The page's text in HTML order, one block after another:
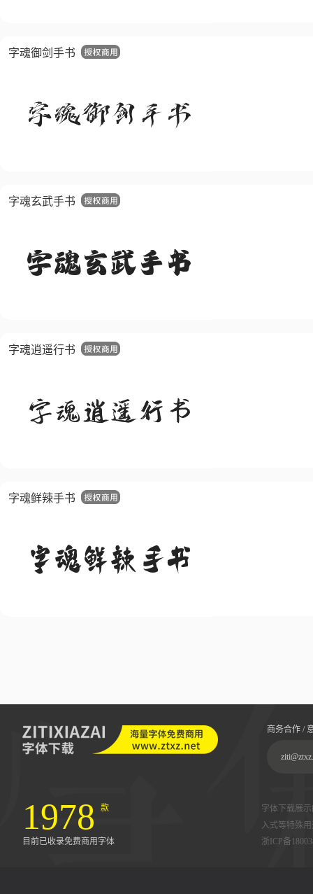
字魂御剑手书
字魂玄武手书
字魂逍遥行书
字魂鲜辣手书
商务合作 /
1978 款
目前已收录免费商用字体
字体下载展
入式等特殊
浙ICP备